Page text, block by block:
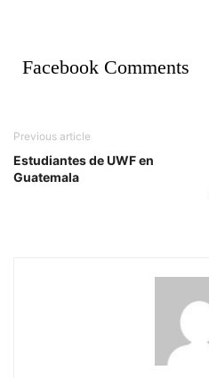
Facebook Comments
Previous article
Estudiantes de UWF en
Guatemala